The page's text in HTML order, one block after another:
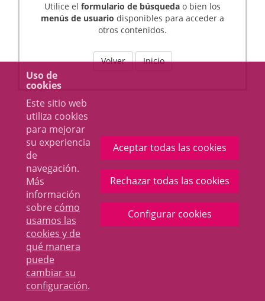
Uso de
cookies
Este sitio web
utiliza cookies
para mejorar
su experiencia
de
navegación.
Más
información
sobre cómo
usamos las
cookies y de
qué manera
puede
cambiar su
configuración.
Aceptar todas las cookies
Rechazar todas las cookies
Configurar cookies
Utilice el formulario de búsqueda o bien los
menús de usuario disponibles para acceder a
otros contenidos.
Volver Inicio